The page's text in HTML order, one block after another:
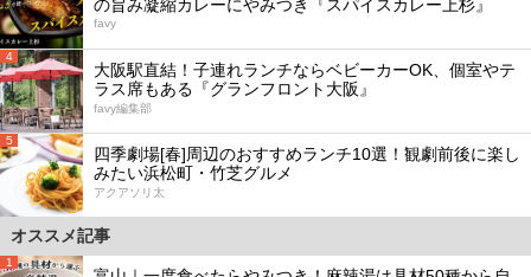
の旨み凝縮カレーにやみつき『スパイスカレー上杉』
favy
4
大阪駅直結！子連れランチならベビーカーOK、個室やテ
ラス席もある『グランフロント大阪』
favy編集部
5
四季劇場[春]周辺のおすすめランチ10選！観劇前後に楽し
みたい浜松町・竹芝グルメ
アクアソリ太
オススメ記事
1